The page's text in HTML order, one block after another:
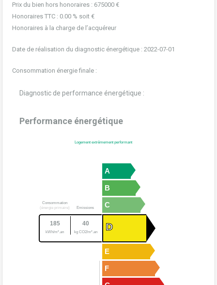
Prix du bien hors honoraires : 675000 €
Honoraires TTC : 0.00 % soit €
Honoraires à la charge de l’acquéreur
Date de réalisation du diagnostic énergétique : 2022-07-01
Consommation énergie finale :
Diagnostic de performance énergétique :
Performance énergétique
Logement extrêmement performant
A
B
C
Consommation
(énergie primaire)
Emissions
185
kWh/m².an
40
kg CO2/m².an D
E
F